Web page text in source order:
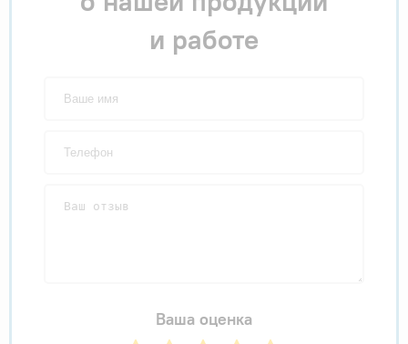
и работе
Ваша оценка